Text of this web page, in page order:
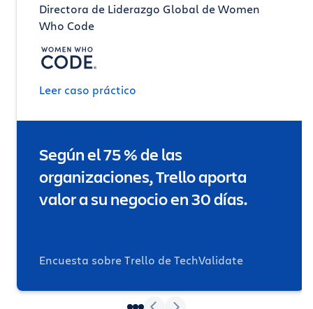
Directora de Liderazgo Global de Women
Who Code
Leer caso práctico
Según el 75 % de las
organizaciones, Trello aporta
valor a su negocio en 30 días.
Encuesta sobre Trello de TechValidate